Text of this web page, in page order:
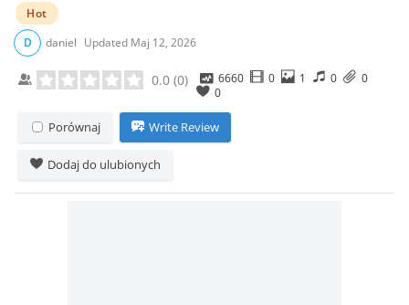
Hot
D
daniel Updated Maj 12, 2026
0.0 (0) 6660 0 1 0
0
0
Porównaj Write Review
Dodaj do ulubionych